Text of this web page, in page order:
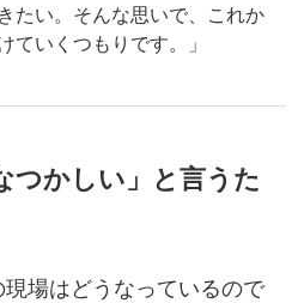
たい。そんな思いで、これか
ていくつもりです。」
つかしい」と言うた
場はどうなっているので